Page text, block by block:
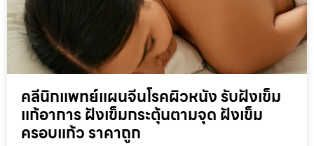
คลีนิกแพทย์แผนจีนโรคผิวหนัง รับฝังเข็ม
แก้อาการ ฝังเข็มกระตุ้นตามจุด ฝังเข็ม
ครอบแก้ว ราคาถูก